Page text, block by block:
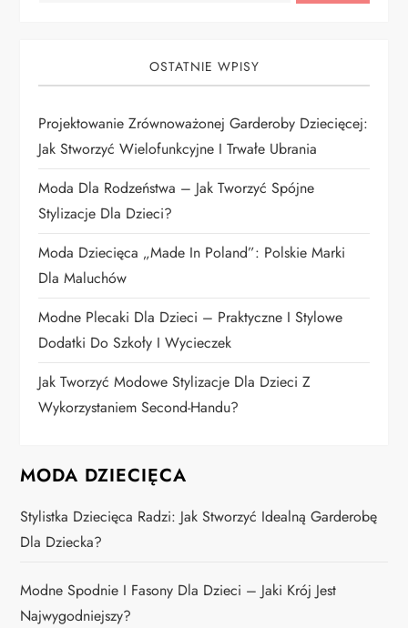
a
w
p
i
s
u
OSTATNIE WPISY
Projektowanie Zrównoważonej Garderoby Dziecięcej:
Jak Stworzyć Wielofunkcyjne I Trwałe Ubrania
Moda Dla Rodzeństwa – Jak Tworzyć Spójne
Stylizacje Dla Dzieci?
Moda Dziecięca „Made In Poland”: Polskie Marki
Dla Maluchów
Modne Plecaki Dla Dzieci – Praktyczne I Stylowe
Dodatki Do Szkoły I Wycieczek
Jak Tworzyć Modowe Stylizacje Dla Dzieci Z
Wykorzystaniem Second-Handu?
MODA DZIECIĘCA
Stylistka Dziecięca Radzi: Jak Stworzyć Idealną Garderobę
Dla Dziecka?
Modne Spodnie I Fasony Dla Dzieci – Jaki Krój Jest
Najwygodniejszy?